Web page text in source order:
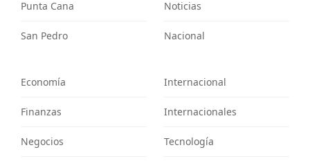
Punta Cana
San Pedro
Noticias
Nacional
Economía
Finanzas
Negocios
Internacional
Internacionales
Tecnología